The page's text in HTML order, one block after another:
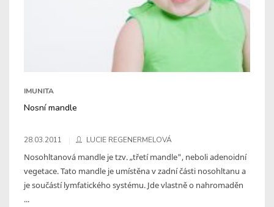
IMUNITA
Nosní mandle
28.03.2011 LUCIE REGENERMELOVÁ
Nosohltanová mandle je tzv. „třetí mandle", neboli adenoidní
vegetace. Tato mandle je umístěna v zadní části nosohltanu a
je součástí lymfatického systému. Jde vlastně o nahromaděn
...